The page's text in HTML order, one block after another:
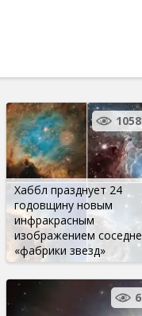
Хаббл празднует 24
годовщину новым
инфракрасным
изображением
«фабрики звезд»
1058
6